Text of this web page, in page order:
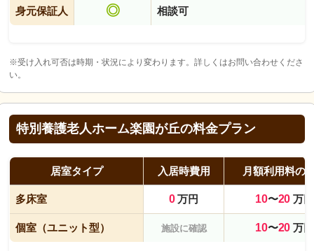
身元保証人 ◎ 相談可
※受け入れ可否は時期・状況により変わります。詳しくはお問い合わせくださ
い。
特別養護老人ホーム楽園が丘の料金プラン
居室タイプ 入居時費用 月額利用料の
多床室 0万円 10〜20万円
個室（ユニット型） 施設に確認 10〜20万円